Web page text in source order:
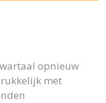
opnieuw
met